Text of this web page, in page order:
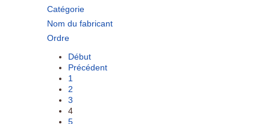
Catégorie
Nom du fabricant
Ordre
Début
Précédent
1
2
3
4
5